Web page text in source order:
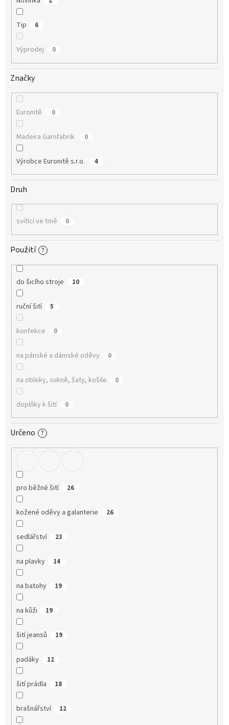
Tip 6
Výprodej 0
Značky
Euronitě 0
Madeira Garnfabrik 0
Výrobce Euronitě s.r.o. 4
Druh
svítící ve tmě 0
Použití ?
do šicího stroje 10
ruční šití 5
konfekce 0
na pánské a dámské oděvy 0
na obleky, sukně, šaty, košile 0
doplňky k šití 0
Určeno ?
pro běžné šití 26
kožené oděvy a galanterie 26
sedlářství 23
na plavky 14
na batohy 19
na kůži 19
šití jeansů 19
padáky 12
šití prádla 18
brašnářství 12